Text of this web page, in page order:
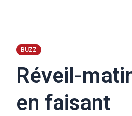
BUZZ
Réveil-
en faisant